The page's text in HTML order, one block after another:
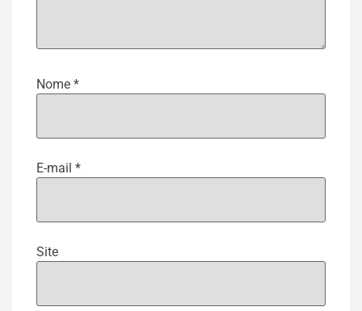
Nome *
E-mail *
Site